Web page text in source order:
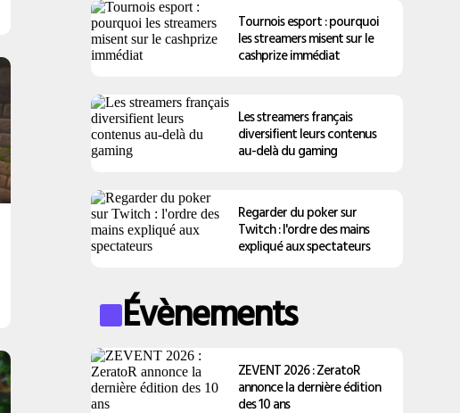
Tournois esport : pourquoi
les streamers misent sur le
cashprize immédiat
Les streamers français
diversifient leurs contenus
au-delà du gaming
Regarder du poker sur
Twitch : l'ordre des mains
expliqué aux spectateurs
Évènements
ZEVENT 2026 : ZeratoR
annonce la dernière édition
des 10 ans